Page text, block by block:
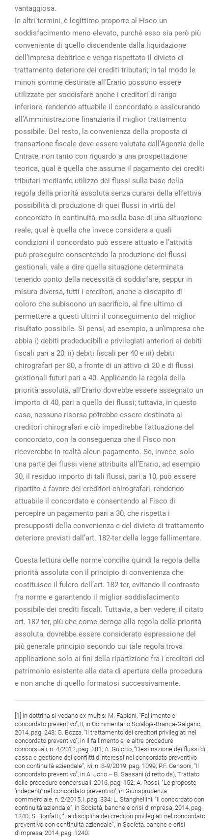
vantaggiosa.
In altri termini, è legittimo proporre al Fisco un
soddisfacimento meno elevato, purché esso sia però più
conveniente di quello discendente dalla liquidazione
dell’impresa debitrice e venga rispettato il divieto di
trattamento deteriore dei crediti tributari; in tal modo le
minori somme destinate all’Erario possono essere
utilizzate per soddisfare anche i creditori di rango
inferiore, rendendo attuabile il concordato e assicurando
all’Amministrazione finanziaria il miglior trattamento
possibile. Del resto, la convenienza della proposta di
transazione fiscale deve essere valutata dall’Agenzia delle
Entrate, non tanto con riguardo a una prospettazione
teorica, qual è quella che assume il pagamento dei crediti
tributari mediante utilizzo dei flussi sulla base della
regola della priorità assoluta senza curarsi della effettiva
possibilità di produzione di quei flussi in virtù del
concordato in continuità, ma sulla base di una situazione
reale, qual è quella che invece considera a quali
condizioni il concordato può essere attuato e l’attività
può proseguire consentendo la produzione dei flussi
gestionali, vale a dire quella situazione determinata
tenendo conto della necessità di soddisfare, seppur in
misura diversa, tutti i creditori, anche a discapito di
coloro che subiscono un sacrificio, al fine ultimo di
permettere a questi ultimi il conseguimento del miglior
risultato possibile. Si pensi, ad esempio, a un’impresa che
abbia i) debiti prededucibili e privilegiati anteriori ai debiti
fiscali pari a 20, ii) debiti fiscali per 40 e iii) debiti
chirografari per 80, a fronte di un attivo di 20 e di flussi
gestionali futuri pari a 40. Applicando la regola della
priorità assoluta, all’Erario dovrebbe essere assegnato un
importo di 40, pari a quello dei flussi; tuttavia, in questo
caso, nessuna risorsa potrebbe essere destinata ai
creditori chirografari e ciò impedirebbe l’attuazione del
concordato, con la conseguenza che il Fisco non
riceverebbe in realtà alcun pagamento. Se, invece, solo
una parte dei flussi viene attribuita all’Erario, ad esempio
30, il residuo importo di tali flussi, pari a 10, può essere
ripartito a favore dei creditori chirografari, rendendo
attuabile il concordato e consentendo al Fisco di
percepire un pagamento pari a 30, che rispetta i
presupposti della convenienza e del divieto di trattamento
deteriore previsti dall’art. 182-ter della legge fallimentare.
Questa lettura delle norme concilia quindi la regola della
priorità assoluta con il principio di convenienza che
costituisce il fulcro dell’art. 182-ter, evitando il contrasto
fra norme e garantendo il miglior soddisfacimento
possibile dei crediti fiscali. Tuttavia, a ben vedere, il citato
art. 182-ter, più che come deroga alla regola della priorità
assoluta, dovrebbe essere considerato espressione del
più generale principio secondo cui tale regola trova
applicazione solo ai fini della ripartizione fra i creditori del
patrimonio esistente alla data di apertura della procedura
e non anche di quello formatosi successivamente.
[1] In dottrina si vedano ex multis: M. Fabiani, “Fallimento e
concordato preventivo”, II, in Commentario Scialoja-Branca-Galgano,
2014, pag. 243; G. Bozza, “Il trattamento dei creditori privilegiati nel
concordato preventivo”, in Il fallimento e le altre procedure
concorsuali, n. 4/2012, pag. 381; A. Guiotto, “Destinazione dei flussi di
cassa e gestione dei conflitti d’interessi nel concordato preventivo
con continuità aziendale”, ivi, n. 8-9/2019, pag. 1099; P.F. Censoni, “Il
concordato preventivo”, in A. Jorio – B. Sassani (diretto da), Trattato
delle procedure concorsuali, 2016, pag. 152; A. Rossi, “Le proposte
‘indecenti’ nel concordato preventivo”, in Giurisprudenza
commerciale, n. 2/2015, I, pag. 334; L. Stanghellini, “Il concordato con
continuità aziendale”, in Società, banche e crisi d’impresa, 2014, pag.
1240; S. Bonfatti, “La disciplina dei creditori privilegiati nel concordato
preventivo con continuità aziendale”, in Società, banche e crisi
d’impresa, 2014, pag. 1240.